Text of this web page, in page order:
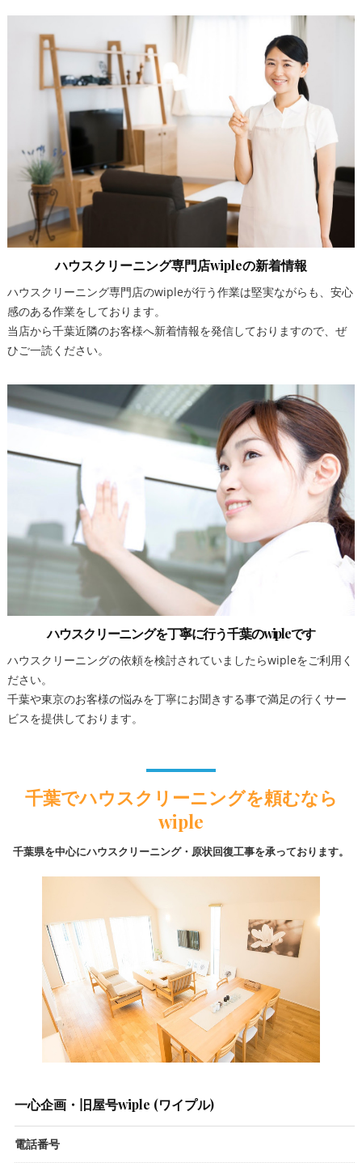
ハウスクリーニング専門店wipleの新着情報
ハウスクリーニング専門店のwipleが行う作業は堅実ながらも、安心
感のある作業をしております。
当店から千葉近隣のお客様へ新着情報を発信しておりますので、ぜ
ひご一読ください。
ハウスクリーニングを丁寧に行う千葉のwipleです
ハウスクリーニングの依頼を検討されていましたらwipleをご利用く
ださい。
千葉や東京のお客様の悩みを丁寧にお聞きする事で満足の行くサー
ビスを提供しております。
千葉でハウスクリーニングを頼むなら
wiple
千葉県を中心にハウスクリーニング・原状回復工事を承っております。
一心企画・旧屋号wiple (ワイプル)
電話番号